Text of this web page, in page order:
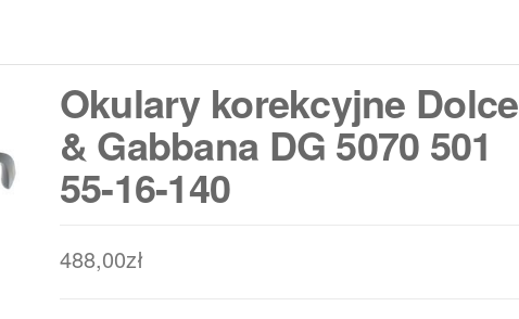
Okulary korekcyjne Dolce
& Gabbana DG 5070 501
55-16-140
488,00zł